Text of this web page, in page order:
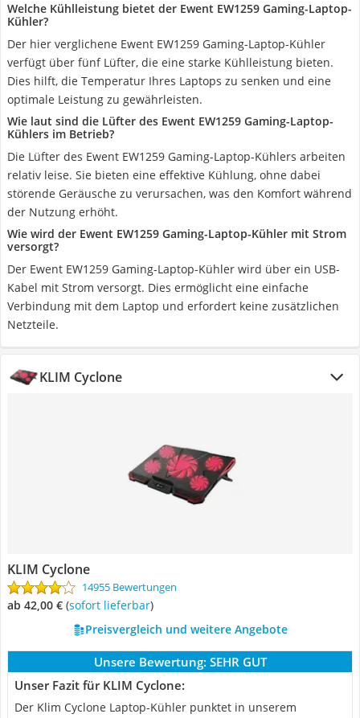
Welche Kühlleistung bietet der Ewent EW1259 Gaming-Laptop-
Kühler?
Der hier verglichene Ewent EW1259 Gaming-Laptop-Kühler
verfügt über fünf Lüfter, die eine starke Kühlleistung bieten.
Dies hilft, die Temperatur Ihres Laptops zu senken und eine
optimale Leistung zu gewährleisten.
Wie laut sind die Lüfter des Ewent EW1259 Gaming-Laptop-
Kühlers im Betrieb?
Die Lüfter des Ewent EW1259 Gaming-Laptop-Kühlers arbeiten
relativ leise. Sie bieten eine effektive Kühlung, ohne dabei
störende Geräusche zu verursachen, was den Komfort während
der Nutzung erhöht.
Wie wird der Ewent EW1259 Gaming-Laptop-Kühler mit Strom
versorgt?
Der Ewent EW1259 Gaming-Laptop-Kühler wird über ein USB-
Kabel mit Strom versorgt. Dies ermöglicht eine einfache
Verbindung mit dem Laptop und erfordert keine zusätzlichen
Netzteile.
KLIM Cyclone
KLIM Cyclone
14955 Bewertungen
ab 42,00 € ( Sofort lieferbar)
Preisvergleich und weitere Angebote
Unsere Bewertung: SEHR GUT
Unser Fazit für KLIM Cyclone:
Der Klim Cyclone Laptop-Kühler punktet in unserem